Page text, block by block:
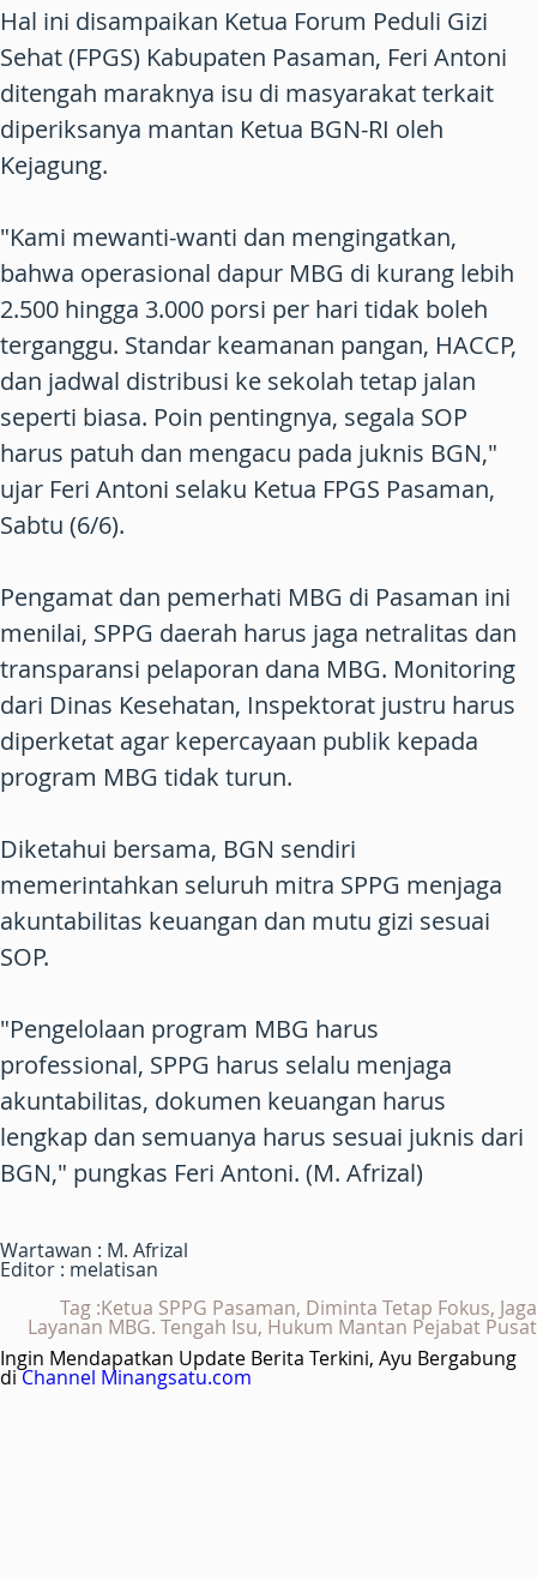
Hal ini disampaikan Ketua Forum Peduli Gizi
Sehat (FPGS) Kabupaten Pasaman, Feri Antoni
ditengah maraknya isu di masyarakat terkait
diperiksanya mantan Ketua BGN-RI oleh
Kejagung.
"Kami mewanti-wanti dan mengingatkan,
bahwa operasional dapur MBG di kurang lebih
2.500 hingga 3.000 porsi per hari tidak boleh
terganggu. Standar keamanan pangan, HACCP,
dan jadwal distribusi ke sekolah tetap jalan
seperti biasa. Poin pentingnya, segala SOP
harus patuh dan mengacu pada juknis BGN,"
ujar Feri Antoni selaku Ketua FPGS Pasaman,
Sabtu (6/6).
Pengamat dan pemerhati MBG di Pasaman ini
menilai, SPPG daerah harus jaga netralitas dan
transparansi pelaporan dana MBG. Monitoring
dari Dinas Kesehatan, Inspektorat justru harus
diperketat agar kepercayaan publik kepada
program MBG tidak turun.
Diketahui bersama, BGN sendiri
memerintahkan seluruh mitra SPPG menjaga
akuntabilitas keuangan dan mutu gizi sesuai
SOP.
"Pengelolaan program MBG harus
professional, SPPG harus selalu menjaga
akuntabilitas, dokumen keuangan harus
lengkap dan semuanya harus sesuai juknis dari
BGN," pungkas Feri Antoni. (M. Afrizal)
Wartawan : M. Afrizal
Editor : melatisan
Tag :Ketua SPPG Pasaman, Diminta Tetap Fokus, Jaga
Layanan MBG. Tengah Isu, Hukum Mantan Pejabat Pusat
Ingin Mendapatkan Update Berita Terkini, Ayu Bergabung
diChannel Minangsatu.com